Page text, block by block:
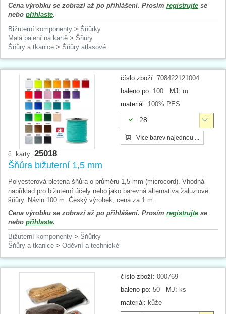
Cena výrobku se zobrazí až po přihlášení. Prosím registrujte se
nebo přihlaste.
Bižuterní komponenty > Šňůrky
Malá balení na kartě > Šňůry
Šňůry a tkanice > Šňůry atlasové
číslo zboží: 708422121004
baleno po: 100 MJ: m
materiál: 100% PES
28
Více barev najednou ...
č. karty: 25018
Šňůra bižuterní 1,5 mm
Polyesterová pletená šňůra o průměru 1,5 mm (microcord). Vhodná
například pro bižuterní účely nebo jako barevná alternativa žaluziové
šňůry. Návin 100 m. Český výrobek, cena za 1 m.
Cena výrobku se zobrazí až po přihlášení. Prosím registrujte se
nebo přihlaste.
Bižuterní komponenty > Šňůrky
Šňůry a tkanice > Oděvní a technické
číslo zboží: 000769
baleno po: 50 MJ: ks
materiál: kůže